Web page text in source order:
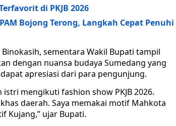
di PKJB 2026
Bojong Terong, Langkah Cepat Penuhi
sementara Wakil Bupati tampil
dengan nuansa budaya Sumedang yang
apresiasi dari para pengunjung.
mengikuti fashion show PKJB 2026.
daerah. Saya memakai motif Mahkota
Kujang,” ujar Bupati.